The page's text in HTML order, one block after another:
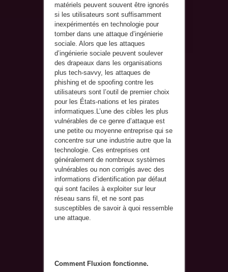
matériels peuvent souvent être ignorés
si les utilisateurs sont suffisamment
inexpérimentés en technologie pour
tomber dans une attaque d’ingénierie
sociale. Alors que les attaques
d’ingénierie sociale peuvent soulever
des drapeaux dans les organisations
plus tech-savvy, les attaques de
phishing et de spoofing contre les
utilisateurs sont l’outil de premier choix
pour les États-nations et les pirates
informatiques.L’une des cibles les plus
vulnérables de ce genre d’attaque est
une petite ou moyenne entreprise qui se
concentre sur une industrie autre que la
technologie. Ces entreprises ont
généralement de nombreux systèmes
vulnérables ou non corrigés avec des
informations d’identification par défaut
qui sont faciles à exploiter sur leur
réseau sans fil, et ne sont pas
susceptibles de savoir à quoi ressemble
une attaque.
Comment Fluxion fonctionne.